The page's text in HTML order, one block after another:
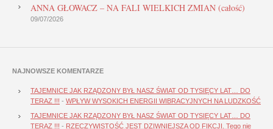
ANNA GŁOWACZ – NA FALI WIELKICH ZMIAN (całość)
09/07/2026
NAJNOWSZE KOMENTARZE
TAJEMNICE JAK RZĄDZONY BYŁ NASZ ŚWIAT OD TYSIĘCY LAT… DO
TERAZ !!! - WPŁYW WYSOKICH ENERGII WIBRACYJNYCH NA LUDZKOŚĆ
TAJEMNICE JAK RZĄDZONY BYŁ NASZ ŚWIAT OD TYSIĘCY LAT… DO
TERAZ !!! - RZECZYWISTOŚĆ JEST DZIWNIEJSZA OD FIKCJI. Tego nie